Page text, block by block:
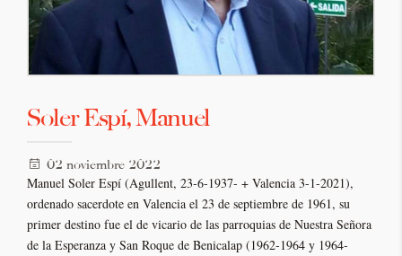
Soler Espí, Manuel
02 noviembre 2022
Manuel Soler Espí (Agullent, 23-6-1937- + Valencia 3-1-2021),
ordenado sacerdote en Valencia el 23 de septiembre de 1961, su
primer destino fue el de vicario de las parroquias de Nuestra Señora
de la Esperanza y San Roque de Benicalap (1962-1964 y 1964-